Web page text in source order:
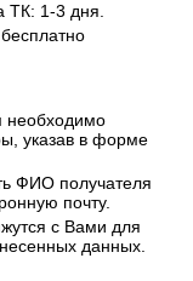
ТК: 1-3 дня.
необходимо
указав в форме
ФИО получателя
почту.
с Вами для
данных.